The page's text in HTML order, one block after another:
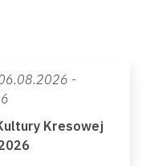
-
Kresowej